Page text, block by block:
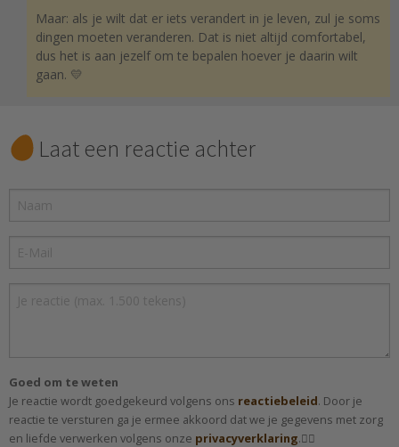
Maar: als je wilt dat er iets verandert in je leven, zul je soms
dingen moeten veranderen. Dat is niet altijd comfortabel,
dus het is aan jezelf om te bepalen hoever je daarin wilt
gaan. 💛
Laat een reactie achter
Goed om te weten
Je reactie wordt goedgekeurd volgens ons reactiebeleid. Door je
reactie te versturen ga je ermee akkoord dat we je gegevens met zorg
en liefde verwerken volgens onze privacyverklaring.✌🏻